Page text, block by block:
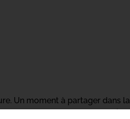
Un moment à partager dans la
les bébés et leur famille.